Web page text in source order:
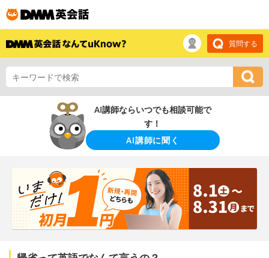
質問する
AI講師ならいつでも相談可能で
す！
AI講師に聞く